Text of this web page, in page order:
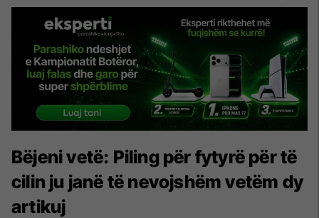
Bëjeni vetë: Piling për fytyrë për të
cilin ju janë të nevojshëm vetëm dy
artikuj